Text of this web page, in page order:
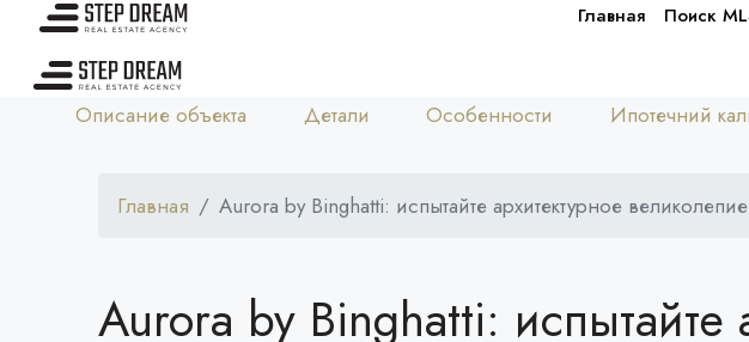
Главная Поиск
Описание объекта Детали Особенности Ипотечний
Главная Aurora by Binghatti: испытайте архитектурное великолепие
Aurora by Binghatti: испытайте